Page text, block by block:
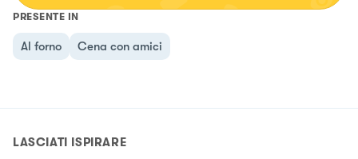
PRESENTE IN
Al forno Cena con amici
LASCIATI ISPIRARE